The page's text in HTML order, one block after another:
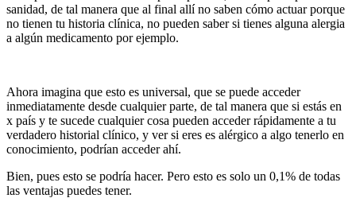
sanidad, de tal manera que al final allí no saben cómo actuar porque
no tienen tu historia clínica, no pueden saber si tienes alguna alergia
a algún medicamento por ejemplo.
Ahora imagina que esto es universal, que se puede acceder
inmediatamente desde cualquier parte, de tal manera que si estás en
x país y te sucede cualquier cosa pueden acceder rápidamente a tu
verdadero historial clínico, y ver si eres es alérgico a algo tenerlo en
conocimiento, podrían acceder ahí.
Bien, pues esto se podría hacer. Pero esto es solo un 0,1% de todas
las ventajas puedes tener.